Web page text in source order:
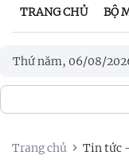
TRANG CHỦ BỘ
Thứ năm, 06/08/
Trang chủ Tin tức